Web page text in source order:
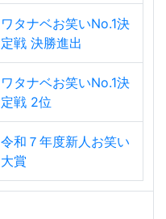
ワタナベお笑いNo.1決
定戦 決勝進出
ワタナベお笑いNo.1決
定戦 2位
令和７年度新人お笑い
大賞